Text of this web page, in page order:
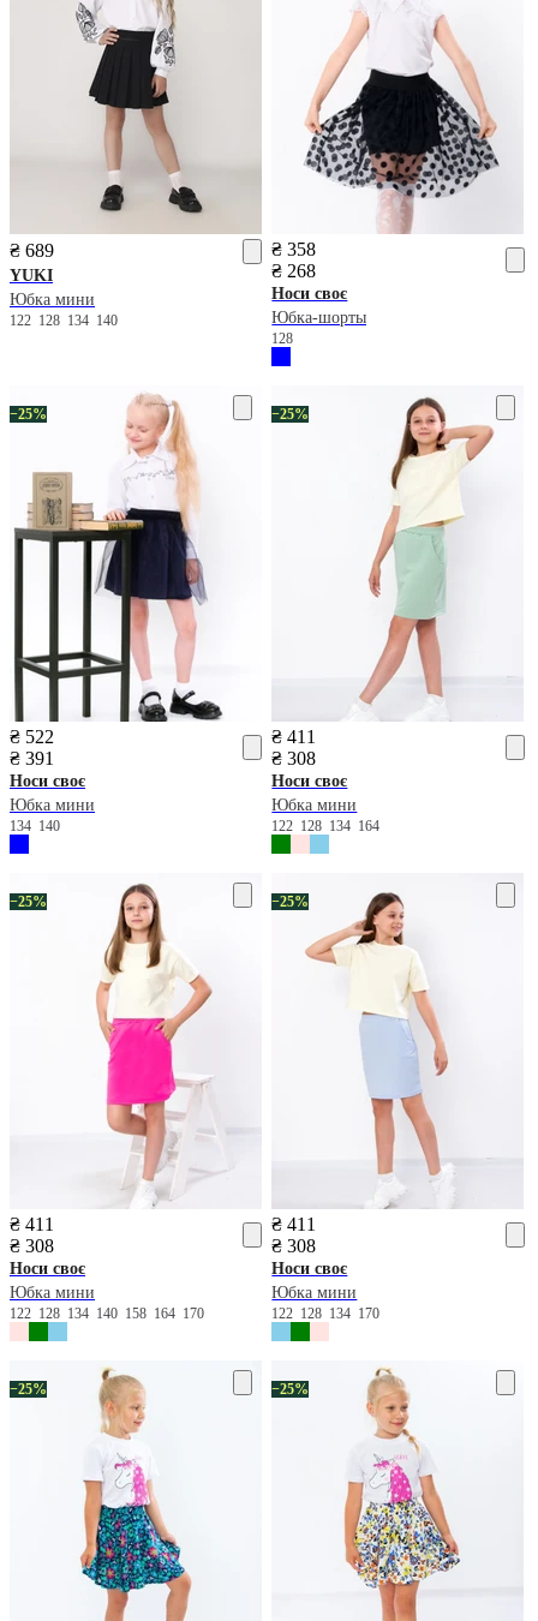
₴ 689
YUKI
Юбка мини
122 128 134 140
₴ 358
₴ 268
Носи своє
Юбка-шорты
128
−25%
₴ 522
₴ 391
Носи своє
Юбка мини
134 140
−25%
₴ 411
₴ 308
Носи своє
Юбка мини
122 128 134 164
−25%
₴ 411
₴ 308
Носи своє
Юбка мини
122 128 134 140 158 164 170
−25%
₴ 411
₴ 308
Носи своє
Юбка мини
122 128 134 170
−25% −25%